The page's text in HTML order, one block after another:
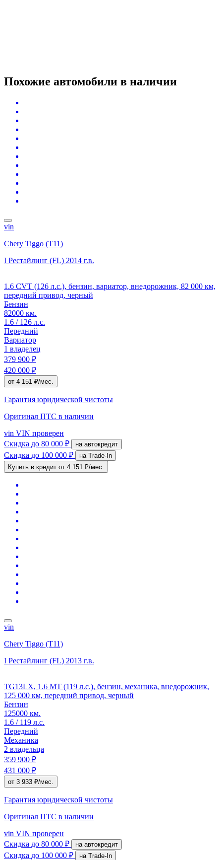
Похожие автомобили в наличии
vin
Chery Tiggo (T11)
I Рестайлинг (FL) 2014 г.в.
1.6 CVT (126 л.с.), бензин, вариатор, внедорожник, 82 000 км,
передний привод, черный
Бензин
82000 км.
1.6 / 126 л.с.
Передний
Вариатор
1 владелец
379 900 ₽
420 000 ₽
от 4 151 ₽/мес.
Гарантия юридической чистоты
Оригинал ПТС в наличии
vin VIN проверен
Скидка до 80 000 ₽ на автокредит
Скидка до 100 000 ₽
на Trade-In
Купить в кредит от 4 151 ₽/мес.
vin
Chery Tiggo (T11)
I Рестайлинг (FL) 2013 г.в.
TG13LX, 1.6 MT (119 л.с.), бензин, механика, внедорожник,
125 000 км, передний привод, черный
Бензин
125000 км.
1.6 / 119 л.с.
Передний
Механика
2 владельца
359 900 ₽
431 000 ₽
от 3 933 ₽/мес.
Гарантия юридической чистоты
Оригинал ПТС в наличии
vin VIN проверен
Скидка до 80 000 ₽ на автокредит
Скидка до 100 000 ₽
на Trade-In